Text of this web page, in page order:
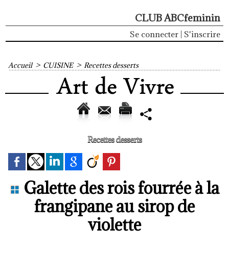
CLUB ABCfeminin
Se connecter S'inscrire
Accueil > CUISINE > Recettes desserts
Recettes desserts
Galette des rois fourrée à la
frangipane au sirop de
violette